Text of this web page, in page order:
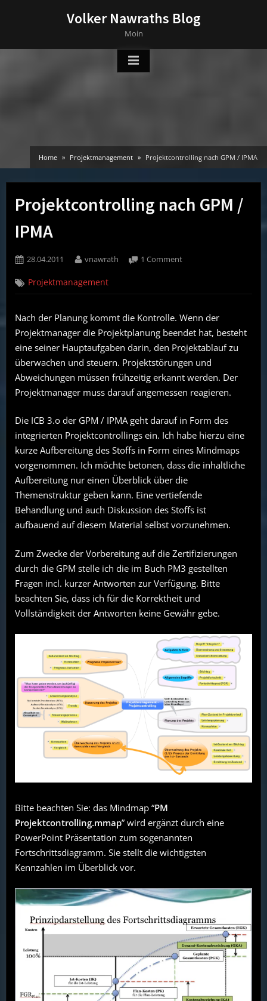
Volker Nawraths Blog
Moin
Home Projektmanagement Projektcontrolling nach GPM / IPMA
Projektcontrolling nach GPM /
IPMA
Posted
28.04.2011 By
vnawrath 1 Commenton
GPM
IPMA
Projektmanagement
Nach der Planung kommt die Kontrolle. Wenn der
Projektmanager die Projektplanung beendet hat, besteht
eine seiner Hauptaufgaben darin, den Projektablauf zu
überwachen und steuern. Projektstörungen und
Abweichungen müssen frühzeitig erkannt werden. Der
Projektmanager muss darauf angemessen reagieren.
Die ICB 3.o der GPM / IPMA geht darauf in Form des
integrierten Projektcontrollings ein. Ich habe hierzu eine
kurze Aufbereitung des Stoffs in Form eines Mindmaps
vorgenommen. Ich möchte betonen, dass die inhaltliche
Aufbereitung nur einen Überblick über die
Themenstruktur geben kann. Eine vertiefende
Behandlung und auch Diskussion des Stoffs ist
aufbauend auf diesem Material selbst vorzunehmen.
Zum Zwecke der Vorbereitung auf die Zertifizierungen
durch die GPM stelle ich die im Buch PM3 gestellten
Fragen incl. kurzer Antworten zur Verfügung. Bitte
beachten Sie, dass ich für die Korrektheit und
Vollständigkeit der Antworten keine Gewähr gebe.
Bitte beachten Sie: das Mindmap “PM
Projektcontrolling.mmap” wird ergänzt durch eine
PowerPoint Präsentation zum sogenannten
Fortschrittsdiagramm. Sie stellt die wichtigsten
Kennzahlen im Überblick vor.